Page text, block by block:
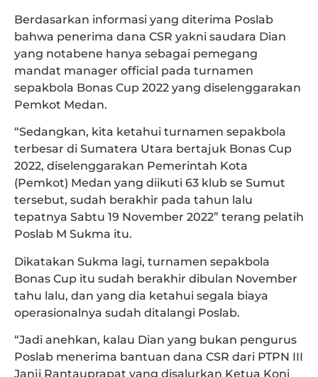
Berdasarkan informasi yang diterima Poslab
bahwa penerima dana CSR yakni saudara Dian
yang notabene hanya sebagai pemegang
mandat manager official pada turnamen
sepakbola Bonas Cup 2022 yang diselenggarakan
Pemkot Medan.
“Sedangkan, kita ketahui turnamen sepakbola
terbesar di Sumatera Utara bertajuk Bonas Cup
2022, diselenggarakan Pemerintah Kota
(Pemkot) Medan yang diikuti 63 klub se Sumut
tersebut, sudah berakhir pada tahun lalu
tepatnya Sabtu 19 November 2022” terang pelatih
Poslab M Sukma itu.
Dikatakan Sukma lagi, turnamen sepakbola
Bonas Cup itu sudah berakhir dibulan November
tahu lalu, dan yang dia ketahui segala biaya
operasionalnya sudah ditalangi Poslab.
“Jadi anehkan, kalau Dian yang bukan pengurus
Poslab menerima bantuan dana CSR dari PTPN III
Janji Rantauprapat yang disalurkan Ketua Koni